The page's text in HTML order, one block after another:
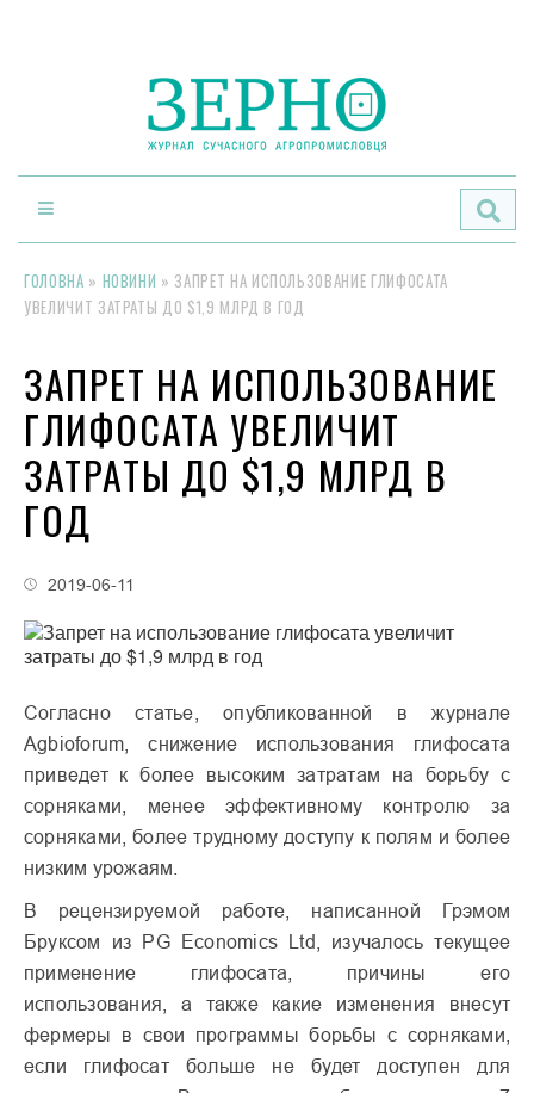
ГОЛОВНА » НОВИНИ » ЗАПРЕТ НА ИСПОЛЬЗОВАНИЕ ГЛИФОСАТА
УВЕЛИЧИТ ЗАТРАТЫ ДО $1,9 МЛРД В ГОД
ЗАПРЕТ НА ИСПОЛЬЗОВАНИЕ
ГЛИФОСАТА УВЕЛИЧИТ
ЗАТРАТЫ ДО $1,9 МЛРД В
ГОД
2019-06-11
Согласно статье, опубликованной в журнале
Agbioforum, снижение использования глифосата
приведет к более высоким затратам на борьбу с
сорняками, менее эффективному контролю за
сорняками, более трудному доступу к полям и более
низким урожаям.
В рецензируемой работе, написанной Грэмом
Бруксом из PG Economics Ltd, изучалось текущее
применение глифосата, причины его
использования, а также какие изменения внесут
фермеры в свои программы борьбы с сорняками,
если глифосат больше не будет доступен для